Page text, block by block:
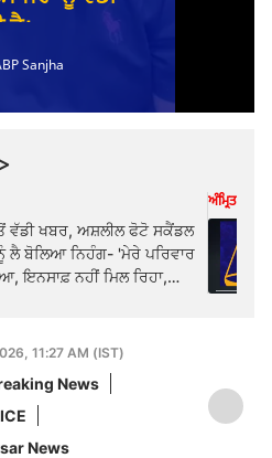
ਵੱਡੀ ਖਬਰ, ਅਸ਼ਲੀਲ ਫੋਟੋ ਸਕੈਂਡਲ
ਲੈ ਬੋਲਿਆ ਨਿਹੰਗ- 'ਮੇਰੇ ਪਰਿਵਾਰ
ਇਨਸਾਫ਼ ਨਹੀਂ ਮਿਲ ਰਿਹਾ,
ਅੰਮ੍ਰਿਤਸਰ
11:27 AM (IST)
News
News